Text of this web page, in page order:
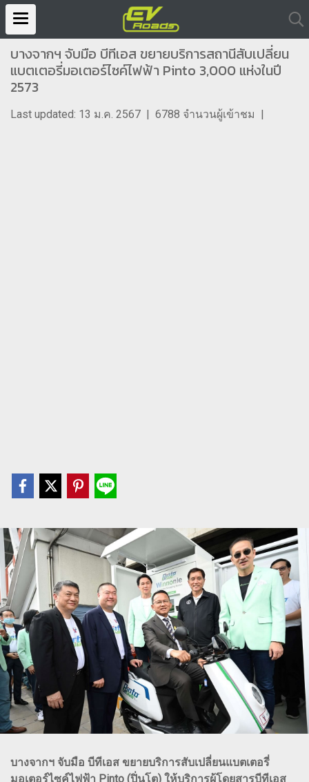
บางจากฯ จับมือ บีทีเอส ขยายบริการสถานีสับเปลี่ยน
แบตเตอรี่มอเตอร์ไซค์ไฟฟ้า Pinto 3,000 แห่งในปี
2573
Last updated: 13 ม.ค. 2567 | 6788 จำนวนผู้เข้าชม |
บางจากฯ จับมือ บีทีเอส ขยายบริการสับเปลี่ยนแบตเตอรี่
มอเตอร์ไซค์ไฟฟ้า Pinto (ปิ่นโต) ให้บริการผู้โดยสารบีทีเอส